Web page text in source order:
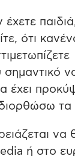
ότι
σημαντικό
έχει
τα
να
ή στο